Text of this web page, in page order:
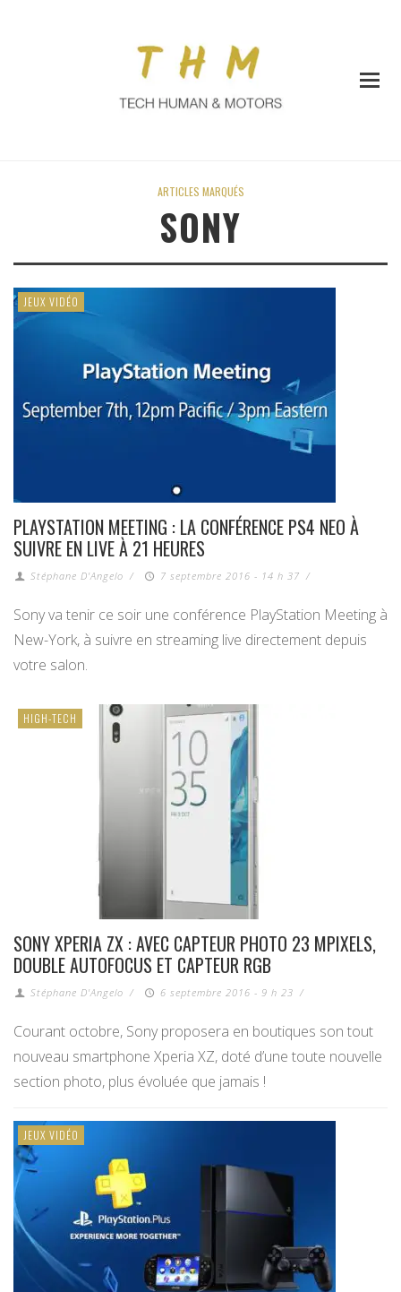
ARTICLES MARQUÉS
SONY
JEUX VIDÉO
PLAYSTATION MEETING : LA CONFÉRENCE PS4 NEO À
SUIVRE EN LIVE À 21 HEURES
Stéphane D'Angelo / 7 septembre 2016 - 14 h 37 /
Sony va tenir ce soir une conférence PlayStation Meeting à
New-York, à suivre en streaming live directement depuis
votre salon.
HIGH-TECH
SONY XPERIA ZX : AVEC CAPTEUR PHOTO 23 MPIXELS,
DOUBLE AUTOFOCUS ET CAPTEUR RGB
Stéphane D'Angelo / 6 septembre 2016 - 9 h 23 /
Courant octobre, Sony proposera en boutiques son tout
nouveau smartphone Xperia XZ, doté d’une toute nouvelle
section photo, plus évoluée que jamais !
JEUX VIDÉO